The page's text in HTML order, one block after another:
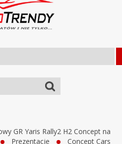
GR Yaris Rally2 H2 Concept na
Prezentacje Concept Cars